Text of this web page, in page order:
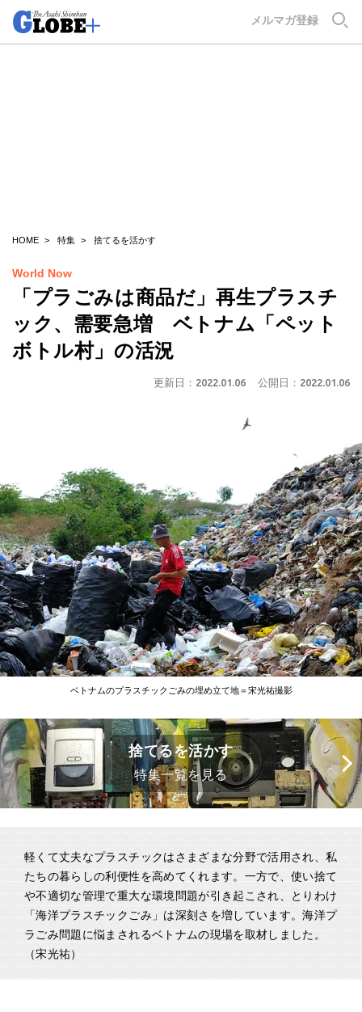
メルマガ登録
HOME 特集 捨てるを活かす
World Now
「プラごみは商品だ」再生プラスチ
ック、需要急増 ベトナム「ペット
ボトル村」の活況
更新日： 2022.01.06 公開日： 2022.01.06
ベトナムのプラスチックごみの埋め立て地＝宋光祐撮影
捨てるを活かす
特集一覧を見る
軽くて丈夫なプラスチックはさまざまな分野で活用され、私
たちの暮らしの利便性を高めてくれます。一方で、使い捨て
や不適切な管理で重大な環境問題が引き起こされ、とりわけ
「海洋プラスチックごみ」は深刻さを増しています。海洋プ
ラごみ問題に悩まされるベトナムの現場を取材しました。
（宋光祐）